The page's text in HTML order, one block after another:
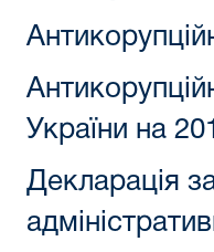
України на
Декларація